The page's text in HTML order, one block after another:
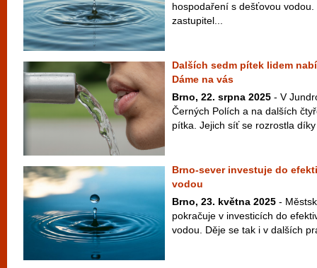
hospodaření s dešťovou
zastupitel...
Dalších sedm pítek lidem
Dáme na vás
Brno, 22. srpna 2025 - V
Černých Polích a na dalších
pítka. Jejich síť se rozrostla
Brno-sever investuje do
vodou
Brno, 23. května 2025 -
pokračuje v investicích do
vodou. Děje se tak i v dalších